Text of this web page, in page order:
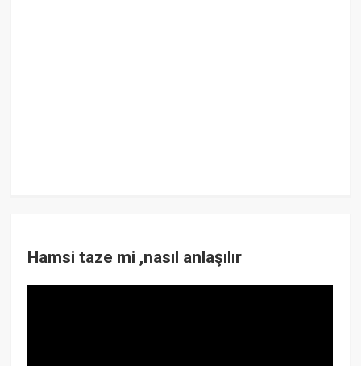
Hamsi taze mi ,nasıl anlaşılır